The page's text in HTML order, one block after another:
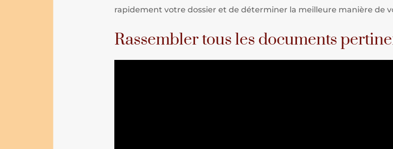
rapidement votre dossier et de déterminer la meilleure manière de
Rassembler tous les documents